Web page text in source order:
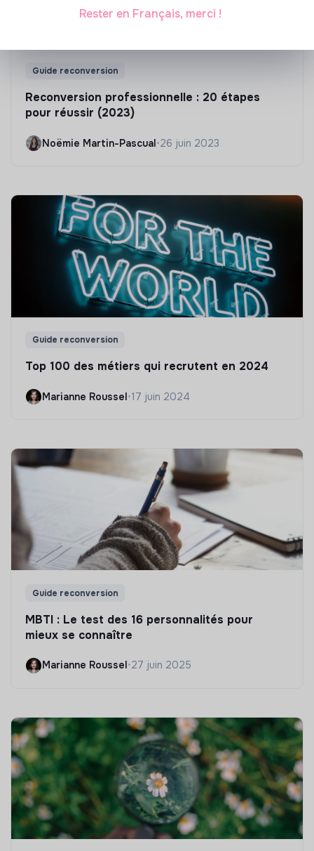
Guide reconversion
Reconversion professionnelle : 20 étapes
pour réussir (2023)
Noëmie Martin-Pascual•26 juin 2023
Guide reconversion
Top 100 des métiers qui recrutent en 2024
Marianne Roussel•17 juin 2024
Guide reconversion
MBTI : Le test des 16 personnalités pour
mieux se connaître
Marianne Roussel•27 juin 2025
Rester en Français, merci !